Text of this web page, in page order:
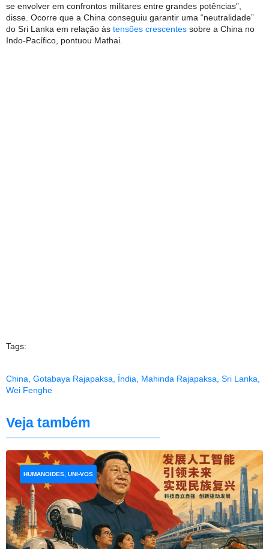
se envolver em confrontos militares entre grandes potências”,
disse. Ocorre que a China conseguiu garantir uma “neutralidade”
do Sri Lanka em relação às tensões crescentes sobre a China no
Indo-Pacífico, pontuou Mathai.
Tags:
China Gotabaya Rajapaksa Índia Mahinda Rajapaksa Sri Lanka
Wei Fenghe
Veja também
HUMANOIDES, UNI-VOS